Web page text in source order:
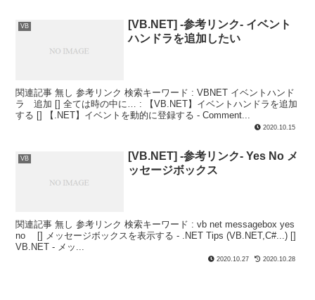
VB
[VB.NET] -参考リンク- イベント
ハンドラを追加したい
関連記事 無し 参考リンク 検索キーワード : VBNET イベントハンド
ラ 追加 [] 全ては時の中に… : 【VB.NET】イベントハンドラを追加
する [] 【.NET】イベントを動的に登録する - Comment...
2020.10.15
VB
[VB.NET] -参考リンク- Yes No メ
ッセージボックス
関連記事 無し 参考リンク 検索キーワード : vb net messagebox yes
no [] メッセージボックスを表示する - .NET Tips (VB.NET,C#...) []
VB.NET - メッ...
2020.10.27 2020.10.28